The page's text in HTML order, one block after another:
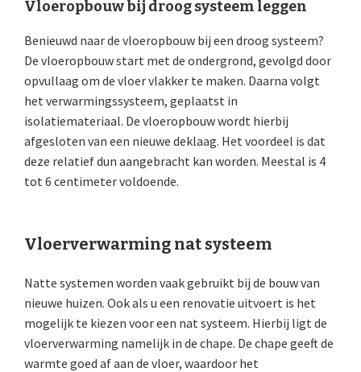
Vloeropbouw bij droog systeem leggen
Benieuwd naar de vloeropbouw bij een droog systeem?
De vloeropbouw start met de ondergrond, gevolgd door
opvullaag om de vloer vlakker te maken. Daarna volgt
het verwarmingssysteem, geplaatst in
isolatiemateriaal. De vloeropbouw wordt hierbij
afgesloten van een nieuwe deklaag. Het voordeel is dat
deze relatief dun aangebracht kan worden. Meestal is 4
tot 6 centimeter voldoende.
Vloerverwarming nat systeem
Natte systemen worden vaak gebruikt bij de bouw van
nieuwe huizen. Ook als u een renovatie uitvoert is het
mogelijk te kiezen voor een nat systeem. Hierbij ligt de
vloerverwarming namelijk in de chape. De chape geeft de
warmte goed af aan de vloer, waardoor het